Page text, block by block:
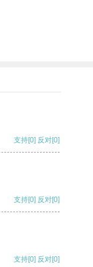
支持[0] 反对[0]
支持[0] 反对[0]
支持[0] 反对[0]